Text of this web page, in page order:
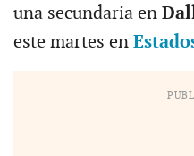
una secundaria en
este martes en